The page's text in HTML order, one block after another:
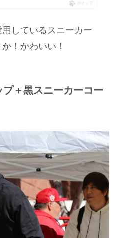
ポチップ
しているスニーカー
！かわいい！
＋黒スニーカーコー